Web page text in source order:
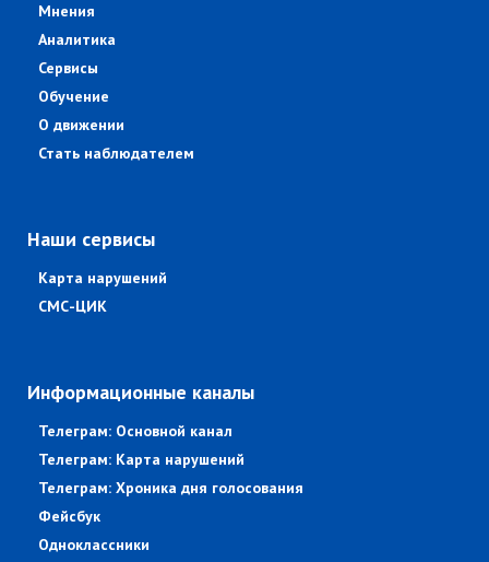
Мнения
Аналитика
Сервисы
Обучение
О движении
Стать наблюдателем
Наши сервисы
Карта нарушений
СМС-ЦИК
Информационные каналы
Телеграм: Основной канал
Телеграм: Карта нарушений
Телеграм: Хроника дня голосования
Фейсбук
Одноклассники